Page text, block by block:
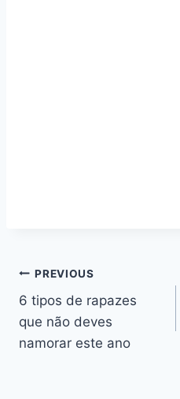
Navegação
de
artigos
PREVIOUS
6 tipos de rapazes
que não deves
namorar este ano